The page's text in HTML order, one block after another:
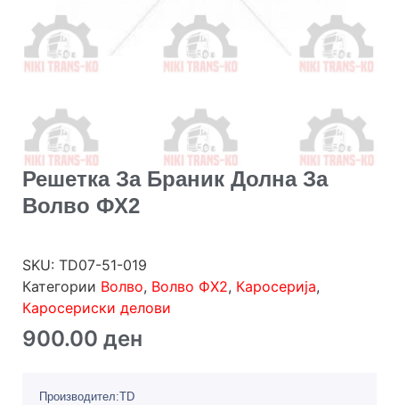
Решетка За Браник Долна За
Волво ФХ2
SKU: TD07-51-019
Категории Волво, Волво ФХ2, Каросерија,
Каросериски делови
900.00 ден
Производител:TD